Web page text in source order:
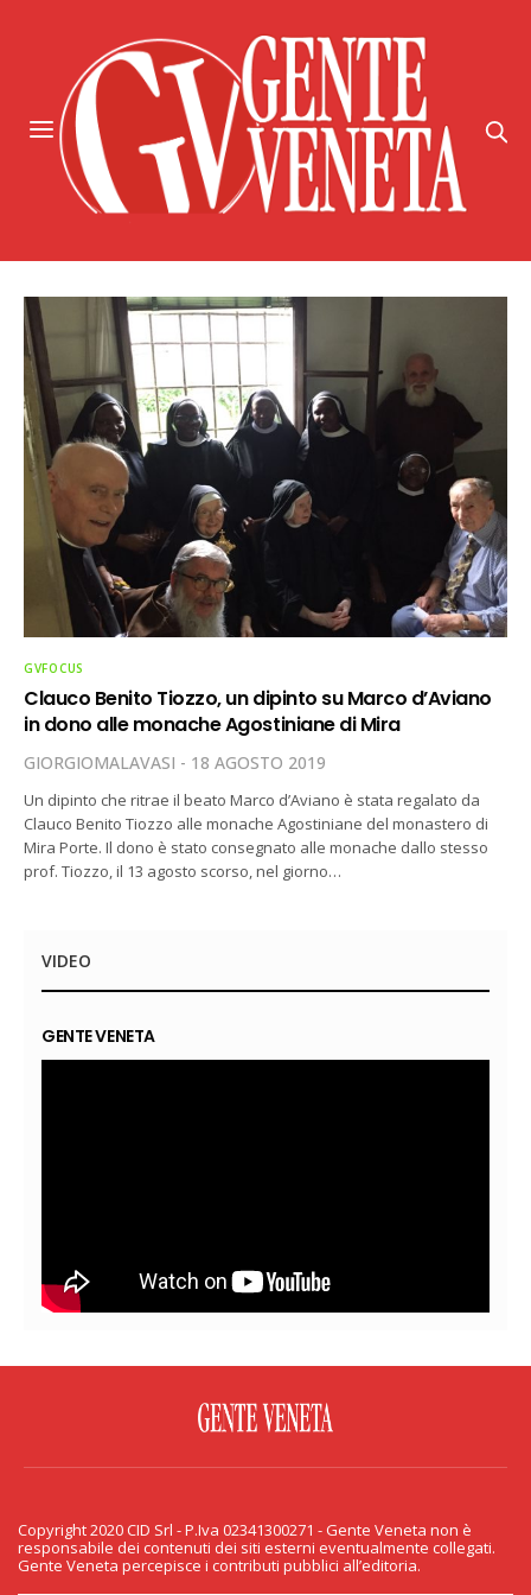
GVFOCUS
Clauco Benito Tiozzo, un dipinto su Marco d’Aviano
in dono alle monache Agostiniane di Mira
GIORGIOMALAVASI 18 AGOSTO 2019
Un dipinto che ritrae il beato Marco d’Aviano è stata regalato da
Clauco Benito Tiozzo alle monache Agostiniane del monastero di
Mira Porte. Il dono è stato consegnato alle monache dallo stesso
prof. Tiozzo, il 13 agosto scorso, nel giorno…
VIDEO
GENTE VENETA
PRIVACY & COOKIE
Copyright 2020 CID Srl - P.Iva 02341300271 - Gente Veneta non è responsabile
dei contenuti dei siti esterni eventualmente collegati. Gente Veneta percepisce
Copyright 2020 CID Srl - P.Iva 02341300271 - Gente Veneta non è
responsabile dei contenuti dei siti esterni eventualmente collegati.
Gente Veneta percepisce i contributi pubblici all’editoria.